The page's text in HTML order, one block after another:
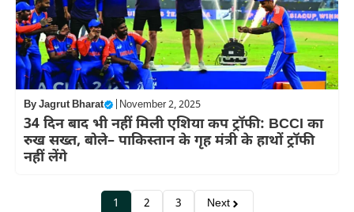
ByJagrut Bharat November 2, 2025
34 दिन बाद भी नहीं मिली एशिया कप ट्रॉफी: BCCI का
रुख सख्त, बोले– पाकिस्तान के गृह मंत्री के हाथों ट्रॉफी
नहीं लेंगे
1 2 3 Next